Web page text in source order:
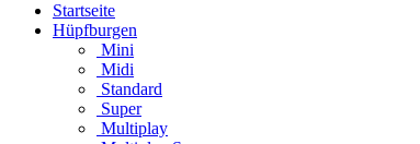
Startseite
Hüpfburgen
Mini
Midi
Standard
Super
Multiplay